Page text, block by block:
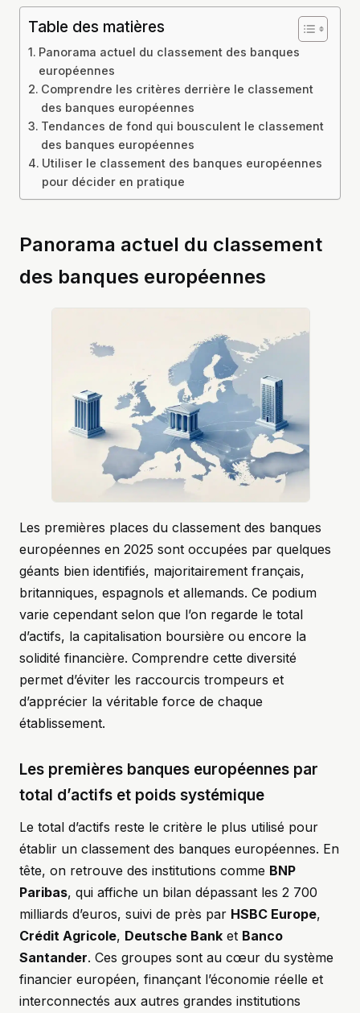
Table des matières
Panorama actuel du classement des banques
européennes
Comprendre les critères derrière le classement
des banques européennes
Tendances de fond qui bousculent le classement
des banques européennes
Utiliser le classement des banques européennes
pour décider en pratique
Panorama actuel du classement
des banques européennes
Les premières places du classement des banques
européennes en 2025 sont occupées par quelques
géants bien identifiés, majoritairement français,
britanniques, espagnols et allemands. Ce podium
varie cependant selon que l’on regarde le total
d’actifs, la capitalisation boursière ou encore la
solidité financière. Comprendre cette diversité
permet d’éviter les raccourcis trompeurs et
d’apprécier la véritable force de chaque
établissement.
Les premières banques européennes par
total d’actifs et poids systémique
Le total d’actifs reste le critère le plus utilisé pour
établir un classement des banques européennes. En
tête, on retrouve des institutions comme BNP
Paribas, qui affiche un bilan dépassant les 2 700
milliards d’euros, suivi de près par HSBC Europe,
Crédit Agricole, Deutsche Bank et Banco
Santander. Ces groupes sont au cœur du système
financier européen, finançant l’économie réelle et
interconnectés aux autres grandes institutions